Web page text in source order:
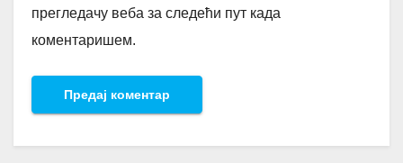
прегледачу веба за следећи пут када
коментаришем.